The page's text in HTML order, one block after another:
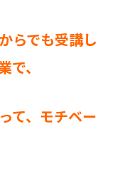
らでも受講し
、
て、モチベー